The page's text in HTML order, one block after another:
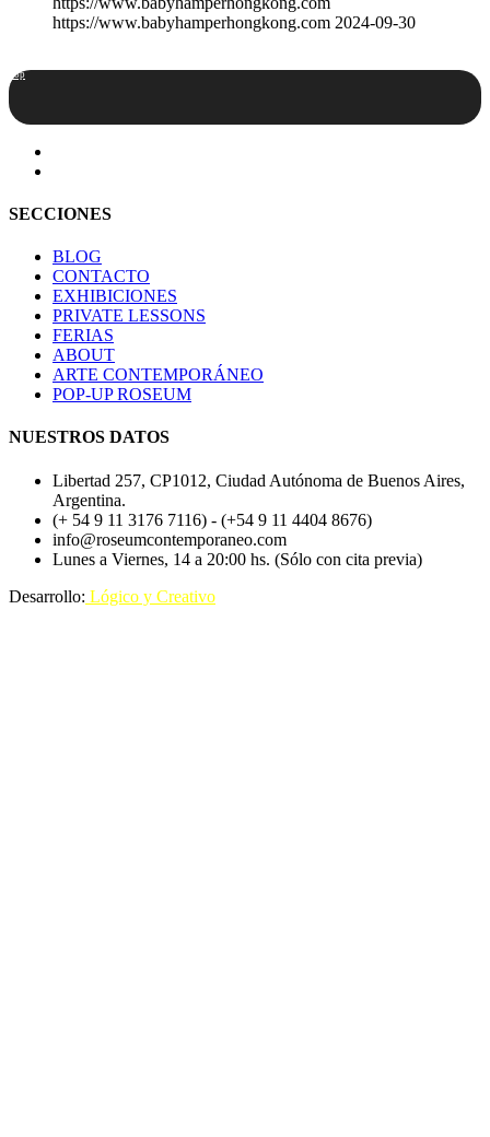
https://www.babyhamperhongkong.com 2024-09-30
Top
SECCIONES
BLOG
CONTACTO
EXHIBICIONES
PRIVATE LESSONS
FERIAS
ABOUT
ARTE CONTEMPORÁNEO
POP-UP ROSEUM
NUESTROS DATOS
Libertad 257, CP1012, Ciudad Autónoma de Buenos Aires,
Argentina.
(+ 54 9 11 3176 7116) - (+54 9 11 4404 8676)
info@roseumcontemporaneo.com
Lunes a Viernes, 14 a 20:00 hs. (Sólo con cita previa)
Desarrollo: Lógico y Creativo